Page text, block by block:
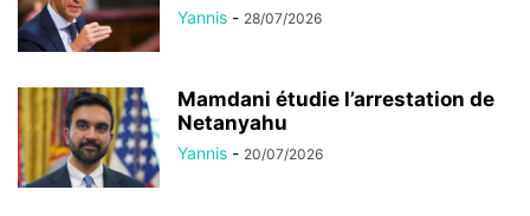
Yannis - 28/07/2026
Mamdani étudie l’arrestation de
Netanyahu
Yannis - 20/07/2026